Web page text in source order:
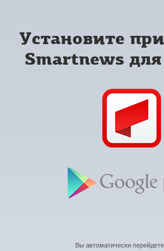
Установите
Smartnews
Вы автоматически